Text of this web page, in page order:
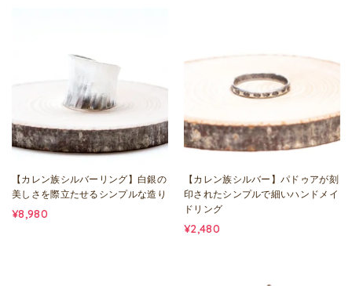
【カレン族シルバーリング】白銀の
美しさを際立たせるシンプルな造り
¥8,980
【カレン族シルバー】パドゥアが刻
印されたシンプルで細いハンドメイ
ドリング
¥2,480